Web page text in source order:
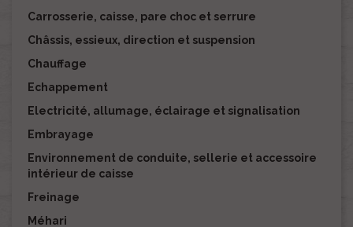
Carrosserie, caisse, pare choc et serrure
Châssis, essieux, direction et suspension
Chauffage
Echappement
Electricité, allumage, éclairage et signalisation
Embrayage
Environnement de conduite, sellerie et accessoire
intérieur de caisse
Freinage
Méhari